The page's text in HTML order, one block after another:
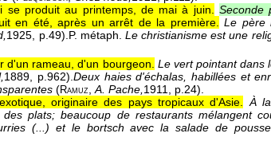
se produit au printemps, de mai à juin. Seconde
en été, après un arrêt de la première. Le père
1925, p.49).P. métaph. Le christianisme est une
d'un rameau, d'un bourgeon. Le vert pointant dans
1889, p.962).Deux haies d'échalas, habillées et
(Ramuz,A. Pache,1911, p.24).
originaire des pays tropicaux d'Asie. À
plats; beaucoup de restaurants mélangent
(...) et le bortsch avec la salade de